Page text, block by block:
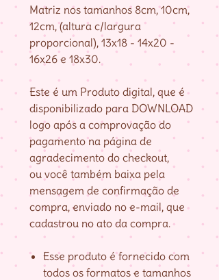
Matriz nos tamanhos 8cm, 10cm,
12cm, (altura c/largura
proporcional), 13x18 - 14x20 -
16x26 e 18x30.
Este é um Produto digital, que é
disponibilizado para DOWNLOAD
logo após a comprovação do
pagamento na página de
agradecimento do checkout,
ou você também baixa pela
mensagem de confirmação de
compra, enviado no e-mail, que
cadastrou no ato da compra.
Esse produto é fornecido com
todos os formatos e tamanhos